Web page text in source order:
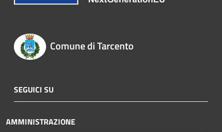
Comune di Tarcento
SEGUICI SU
AMMINISTRAZIONE